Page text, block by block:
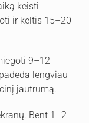
keisti
ir keltis 15–20
9–12
lengviau
jautrumą.
Bent 1–2